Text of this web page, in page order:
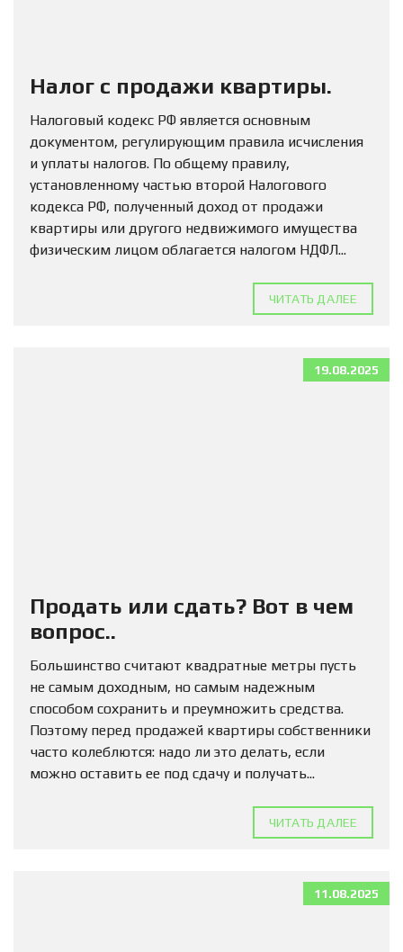
Налог с продажи квартиры.
Налоговый кодекс РФ является основным
документом, регулирующим правила исчисления
и уплаты налогов. По общему правилу,
установленному частью второй Налогового
кодекса РФ, полученный доход от продажи
квартиры или другого недвижимого имущества
физическим лицом облагается налогом НДФЛ...
ЧИТАТЬ ДАЛЕЕ
19.08.2025
Продать или сдать? Вот в чем
вопрос..
Большинство считают квадратные метры пусть
не самым доходным, но самым надежным
способом сохранить и преумножить средства.
Поэтому перед продажей квартиры собственники
часто колеблются: надо ли это делать, если
можно оставить ее под сдачу и получать...
ЧИТАТЬ ДАЛЕЕ
11.08.2025